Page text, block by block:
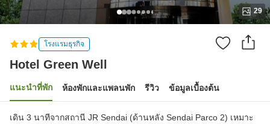
29
โรงแรมธุรกิจ
Hotel Green Well
แนะนำที่พัก ห้องพักและแพลนพัก รีวิว ข้อมูลเบื้องต้น
เดิน 3 นาทีจากสถานี JR Sendai (ด้านหลัง Sendai Parco 2) เหมาะ